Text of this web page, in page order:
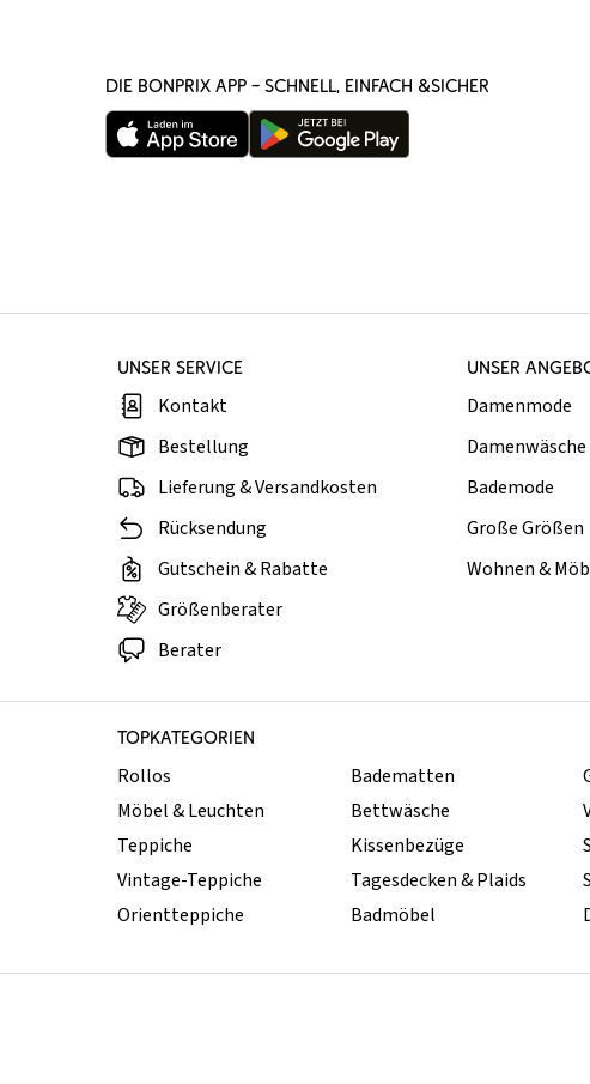
DIE BONPRIX APP – SCHNELL, EINFACH &SICHER
UNSER SERVICE
Kontakt
Bestellung
Lieferung & Versandkosten
Rücksendung
Gutschein & Rabatte
Größenberater
Berater
UNSER
Damenmode
Damenwäsche
Bademode
Große Größen
Wohnen &
TOPKATEGORIEN
Rollos
Möbel & Leuchten
Teppiche
Vintage-Teppiche
Orientteppiche
Badematten
Bettwäsche
Kissenbezüge
Tagesdecken & Plaids
Badmöbel